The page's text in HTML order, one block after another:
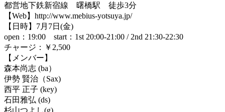
都営地下鉄新宿線 曙橋駅 徒歩3分
【Web】http://www.mebius-yotsuya.jp/
【日時】7月7日(金)
open：19:00 start：1st 20:00-21:00 / 2nd 21:30-22:30
チャージ：￥2,500
【メンバー】
森本尚志 (ba）
伊勢 賢治（Sax)
西平 正子 (key)
石田雅弘 (ds)
杉山つよし(g)